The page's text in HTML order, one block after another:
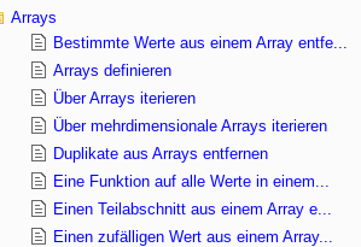
Arrays
Bestimmte Werte aus einem Array entfe...
Arrays definieren
Über Arrays iterieren
Über mehrdimensionale Arrays iterieren
Duplikate aus Arrays entfernen
Eine Funktion auf alle Werte in einem...
Einen Teilabschnitt aus einem Array e...
Einen zufälligen Wert aus einem Array...